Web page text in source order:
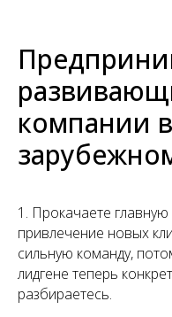
компании
1. Прокачаете
привлечение новых
сильную команду,
лидгене теперь
разбираетесь.